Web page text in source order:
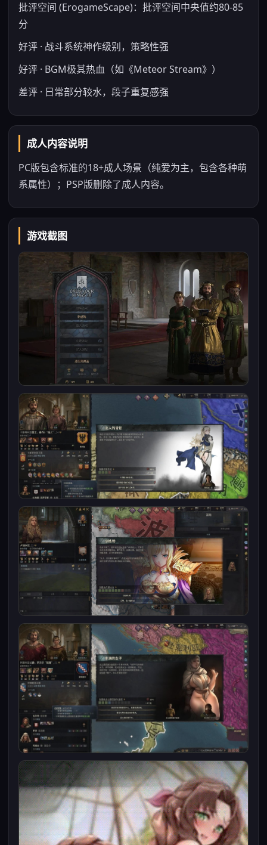
批评空间 (ErogameScape)：批评空间中央值约80-85
分
好评 · 战斗系统神作级别，策略性强
好评 · BGM极其热血（如《Meteor Stream》）
差评 · 日常部分较水，段子重复感强
成人内容说明
PC版包含标准的18+成人场景（纯爱为主，包含各种萌
系属性）；PSP版删除了成人内容。
游戏截图